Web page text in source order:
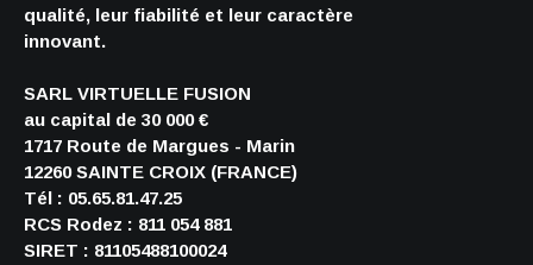
qualité, leur fiabilité et leur caractère
innovant.
SARL VIRTUELLE FUSION
au capital de 30 000 €
1717 Route de Margues - Marin
12260 SAINTE CROIX (FRANCE)
Tél : 05.65.81.47.25
RCS Rodez : 811 054 881
SIRET : 81105488100024